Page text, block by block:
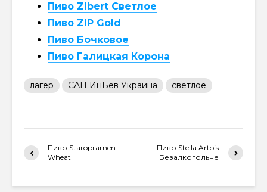
Пиво Zibert Светлое
Пиво ZIP Gold
Пиво Бочковое
Пиво Галицкая Корона
лагер САН ИнБев Украина светлое
Пиво Staropramen
Wheat
Пиво Stella Artois
Безалкогольне